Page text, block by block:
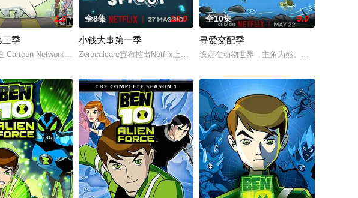
（埃里克·埃德尔斯坦 Eric Edelstein 配音），宅男熊猫pan
1.0
三季
Cartoon Network 的《咱们裸熊》( We bare bears，又译《熊熊三贱客》)要播第三季了。第三
全8集 10.0
小钱大事第一季
Zerocalcare宣布推出Netflix上的全新动画剧集《小钱大事》。一切始于10月31
全10集 9.0
寻爱交配季
设定在动物世界，主角为熊、浣熊、鹿、狐